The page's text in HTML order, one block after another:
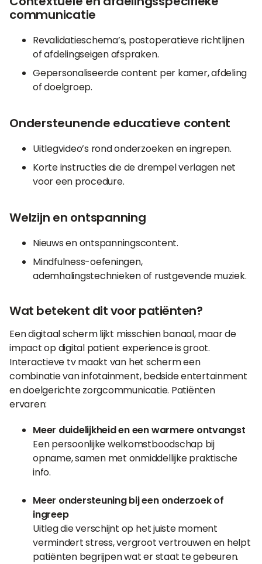
communicatie
Revalidatieschema’s, postoperatieve richtlijnen
of afdelingseigen afspraken.
Gepersonaliseerde content per kamer, afdeling
of doelgroep.
Ondersteunende educatieve content
Uitlegvideo’s rond onderzoeken en ingrepen.
Korte instructies die de drempel verlagen net
voor een procedure.
Welzijn en ontspanning
Nieuws en ontspanningscontent.
Mindfulness-oefeningen,
ademhalingstechnieken of rustgevende muziek.
Wat betekent dit voor patiënten?
Een digitaal scherm lijkt misschien banaal, maar de
impact op digital patient experience is groot.
Interactieve tv maakt van het scherm een
combinatie van infotainment, bedside entertainment
en doelgerichte zorgcommunicatie. Patiënten
ervaren:
Meer duidelijkheid en een warmere ontvangst
Een persoonlijke welkomstboodschap bij
opname, samen met onmiddellijke praktische
info.
Meer ondersteuning bij een onderzoek of
ingreep
Uitleg die verschijnt op het juiste moment
vermindert stress, vergroot vertrouwen en helpt
patiënten begrijpen wat er staat te gebeuren.